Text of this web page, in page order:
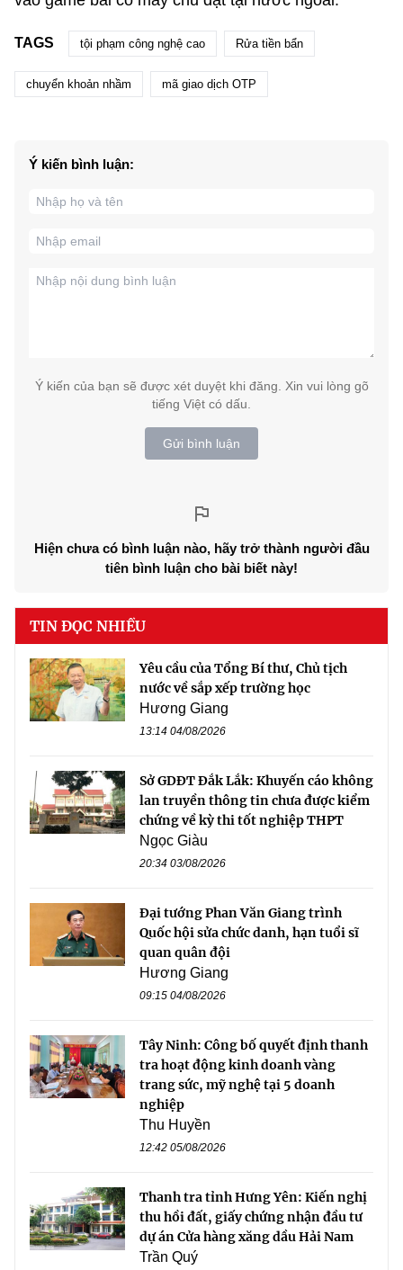
TAGS tội phạm công nghệ cao Rửa tiền bẩn
chuyển khoản nhầm mã giao dịch OTP
Ý kiến bình luận:
Ý kiến của bạn sẽ được xét duyệt khi đăng. Xin vui lòng gõ
tiếng Việt có dấu.
Gửi bình luận
Hiện chưa có bình luận nào, hãy trở thành người đầu
tiên bình luận cho bài biết này!
TIN ĐỌC NHIỀU
Yêu cầu của Tổng Bí thư, Chủ tịch
nước về sắp xếp trường học
Hương Giang
13:14 04/08/2026
Sở GDĐT Đắk Lắk: Khuyến cáo không
lan truyền thông tin chưa được kiểm
chứng về kỳ thi tốt nghiệp THPT
Ngọc Giàu
20:34 03/08/2026
Đại tướng Phan Văn Giang trình
Quốc hội sửa chức danh, hạn tuổi sĩ
quan quân đội
Hương Giang
09:15 04/08/2026
Tây Ninh: Công bố quyết định thanh
tra hoạt động kinh doanh vàng
trang sức, mỹ nghệ tại 5 doanh
nghiệp
Thu Huyền
12:42 05/08/2026
Thanh tra tỉnh Hưng Yên: Kiến nghị
thu hồi đất, giấy chứng nhận đầu tư
dự án Cửa hàng xăng dầu Hải Nam
Trần Quý